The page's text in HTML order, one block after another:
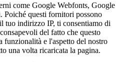
come Google Webfonts, Google
Poiché questi fornitori possono
tuo indirizzo IP, ti consentiamo di
del fatto che questo
funzionalità e l'aspetto del nostro
una volta ricaricata la pagina.